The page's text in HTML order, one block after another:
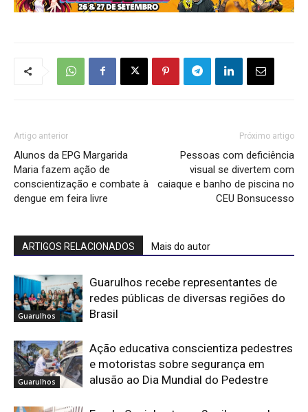
Artigo anterior
Alunos da EPG Margarida
Maria fazem ação de
conscientização e combate à
dengue em feira livre
Próximo artigo
Pessoas com deficiência
visual se divertem com
caiaque e banho de piscina no
CEU Bonsucesso
ARTIGOS RELACIONADOS Mais do autor
Guarulhos
Guarulhos recebe representantes de
redes públicas de diversas regiões do
Brasil
Guarulhos
Ação educativa conscientiza pedestres
e motoristas sobre segurança em
alusão ao Dia Mundial do Pedestre